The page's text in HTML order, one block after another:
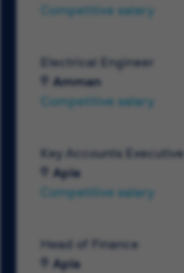
Competitive salary
Electrical Engineer
Amman
Competitive salary
Key Accounts Executive
Apia
Competitive salary
Head of Finance
Apia